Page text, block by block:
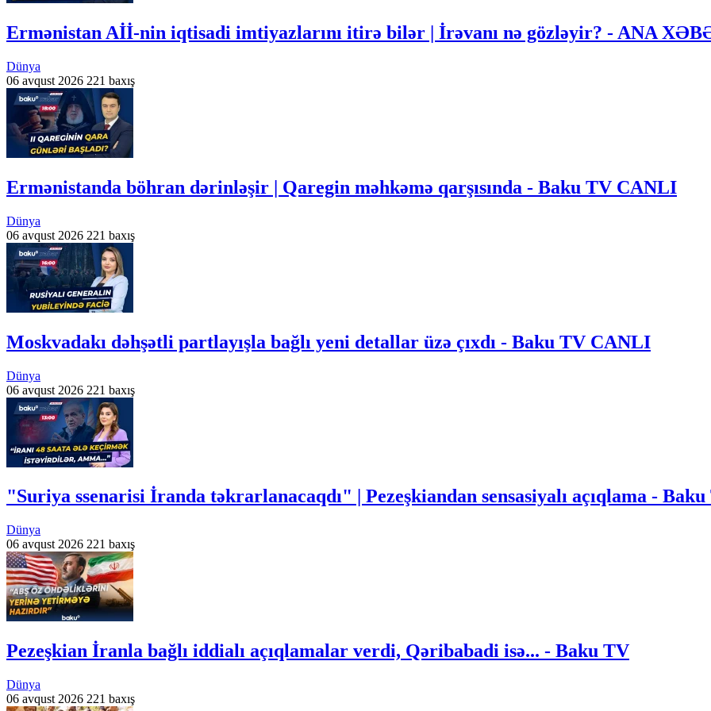
Ermənistan Aİİ-nin iqtisadi imtiyazlarını itirə bilər | İrəvanı nə gözləyir? - ANA
Dünya
06 avqust 2026 221 baxış
Ermənistanda böhran dərinləşir | Qaregin məhkəmə qarşısında - Baku TV CANLI
Dünya
06 avqust 2026 221 baxış
Moskvadakı dəhşətli partlayışla bağlı yeni detallar üzə çıxdı - Baku TV CANLI
Dünya
06 avqust 2026 221 baxış
"Suriya ssenarisi İranda təkrarlanacaqdı" | Pezeşkiandan sensasiyalı açıqlama -
Dünya
06 avqust 2026 221 baxış
Pezeşkian İranla bağlı iddialı açıqlamalar verdi, Qəribabadi isə... - Baku TV
Dünya
06 avqust 2026 221 baxış